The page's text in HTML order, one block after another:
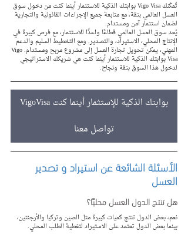
تُمكّنك Vigo Visa بوابتك الذكية للاستثمار أينما كنت من دخول سوق
العسل العالمي بثقة، مع متابعة جميع الإجراءات القانونية والتجارية
لضمان استثمار آمن ومستدام.
يُعد سوق العسل العالمي قطاعًا واعدًا للاستثمار، مع فرص كبيرة في
الإنتاج المحلي، الاستيراد، والتصدير. ومع التخطيط السليم والدعم
المهني، يمكن تحويل تجارة العسل إلى مشروع مربح ومستدام.Vigo
Visa بوابتك الذكية للاستثمار أينما كنت هي شريكك الاستراتيجي
لدخول هذا السوق بثقة ونجاح.
VigoVisa بوابتك الذكية للإستثمار أينما كنت
تواصل معنا
الأسئلة الشائعة عن استيراد و تصدير
العسل
هل تنتج الدول العسل محليًا؟
نعم، بعض الدول تنتج كميات كبيرة مثل الصين وتركيا والأرجنتين،
بينما بعض الدول تعتمد على الاستيراد لتغطية الطلب المحلي.